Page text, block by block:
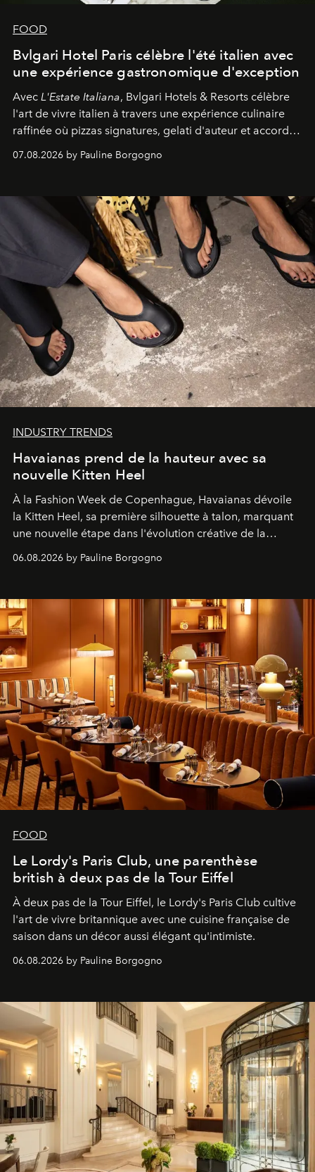
FOOD
Bvlgari Hotel Paris célèbre l'été italien avec
une expérience gastronomique d'exception
Avec L'Estate Italiana, Bvlgari Hotels & Resorts célèbre
l'art de vivre italien à travers une expérience culinaire
raffinée où pizzas signatures, gelati d'auteur et accords
d'exception composent un véritable voyage sensoriel.
07.08.2026 by Pauline Borgogno
INDUSTRY TRENDS
Havaianas prend de la hauteur avec sa
nouvelle Kitten Heel
À la Fashion Week de Copenhague, Havaianas dévoile
la Kitten Heel, sa première silhouette à talon, marquant
une nouvelle étape dans l'évolution créative de la
06.08.2026 by Pauline Borgogno
FOOD
Le Lordy's Paris Club, une parenthèse
british à deux pas de la Tour Eiffel
À deux pas de la Tour Eiffel, le Lordy's Paris Club cultive
l'art de vivre britannique avec une cuisine française de
saison dans un décor aussi élégant qu'intimiste.
06.08.2026 by Pauline Borgogno